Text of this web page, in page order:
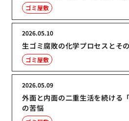
ゴミ屋敷
生ゴミ腐敗の化学プロセスとそ
2026.05.10
ゴミ屋敷
外面と内面の二重生活を続ける
の苦悩
2026.05.09